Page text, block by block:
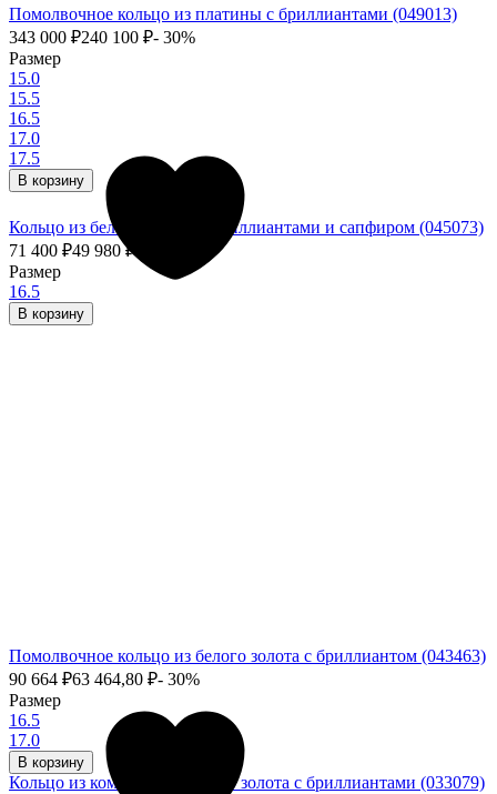
Помолвочное кольцо из платины с бриллиантами (049013)
343 000 ₽240 100 ₽- 30%
Размер
15.0
15.5
16.5
17.0
17.5
В корзину
Кольцо из белого золота с бриллиантами и сапфиром (045073)
71 400 ₽49 980₽
Размер
16.5
В корзину
Кольцо из комбинированного золота с бриллиантами (033079)
Помолвочное кольцо из белого золота с бриллиантом (043463)
90 664 ₽63 464,80 ₽- 30%
Размер
16.5
17.0
В корзину